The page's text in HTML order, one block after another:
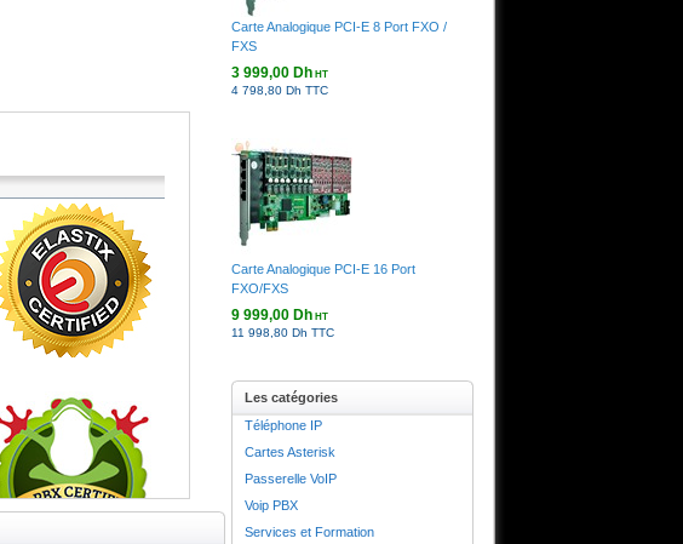
Passerelles
Channels
Carte Analogique PCI-E 8 Port FXO /
FXS
3 999,00 DhHT
4 798,80 Dh TTC
Carte Analogique PCI-E 16 Port
FXO/FXS
9 999,00 DhHT
11 998,80 Dh TTC
Les catégories
Téléphone IP
Cartes Asterisk
Passerelle VoIP
Voip PBX
Services et Formation